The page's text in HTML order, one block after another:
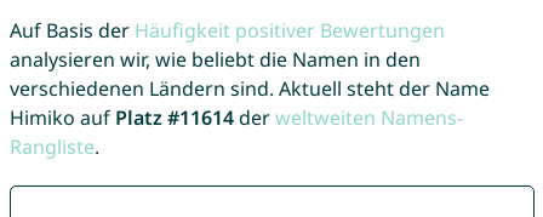
Auf Basis der Häufigkeit positiver Bewertungen
analysieren wir, wie beliebt die Namen in den
verschiedenen Ländern sind. Aktuell steht der Name
Himiko auf Platz #11614derweltweiten Namens-
Rangliste.